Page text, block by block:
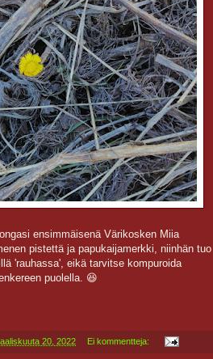
ensimmäisenä Värikosken Miia
pistettä ja papukaijamerkki, niinhän tuo
'rauhassa', eikä tarvitse kompuroida
puolella. 😆
20, 2022 Ei kommentteja: